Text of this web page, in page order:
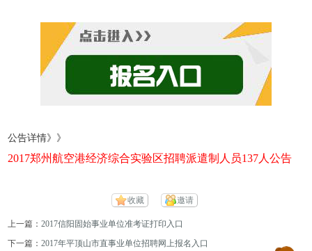
公告详情》》
2017郑州航空港经济综合实验区招聘派遣制人员137人公告
收藏 邀请
上一篇：2017信阳固始事业单位准考证打印入口
下一篇：2017年平顶山市直事业单位招聘网上报名入口